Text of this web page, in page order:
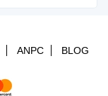
ANPC BLOG